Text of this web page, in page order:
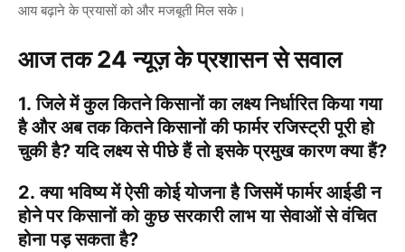
आय बढ़ाने के प्रयासों को और मजबूती मिल सके।
आज तक 24 न्यूज़ के प्रशासन से सवाल
1.जिले में कुल कितने किसानों का लक्ष्य निर्धारित किया गया
है और अब तक कितने किसानों की फार्मर रजिस्ट्री पूरी हो
चुकी है? यदि लक्ष्य से पीछे हैं तो इसके प्रमुख कारण क्या हैं?
2.क्या भविष्य में ऐसी कोई योजना है जिसमें फार्मर आईडी न
होने पर किसानों को कुछ सरकारी लाभ या सेवाओं से वंचित
होना पड़ सकता है?